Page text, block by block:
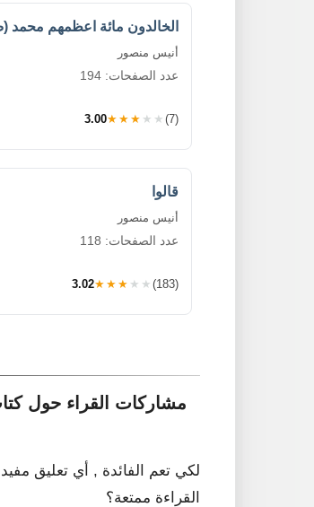
الخالدون مائة اعظمهم
أنيس منصور
عدد الصفحات: 194
3.00★★★★★ (7)
قالوا
أنيس منصور
عدد الصفحات: 118
3.02★★★★★ (183)
مشاركات القراء حول
لكي تعم الفائدة , أي تعليق
القراءة ممتعة؟